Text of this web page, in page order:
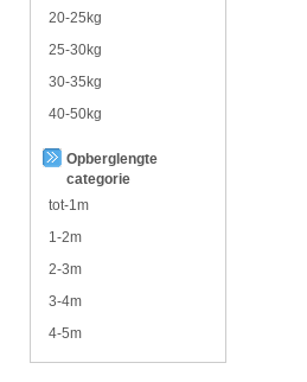
20-25kg
25-30kg
30-35kg
40-50kg
Opberglengte
categorie
tot-1m
1-2m
2-3m
3-4m
4-5m